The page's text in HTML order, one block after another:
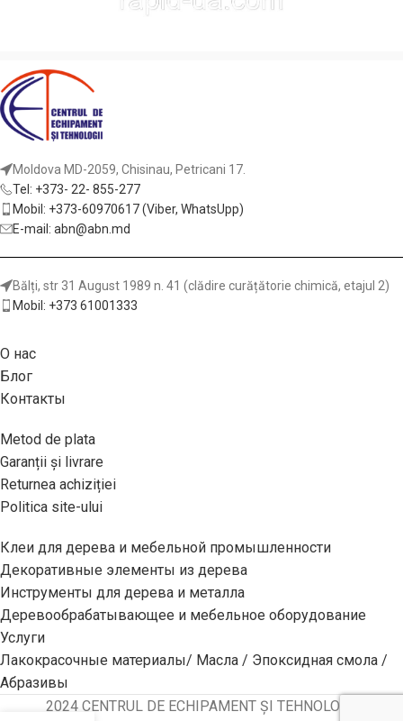
Moldova MD-2059, Chisinau, Petricani 17.
Tel: +373- 22- 855-277
Mobil: +373-60970617 (Viber, WhatsUpp)
E-mail: abn@abn.md
Bălți, str 31 August 1989 n. 41 (clădire curățătorie chimică, etajul 2)
Mobil: +373 61001333
О нас
Блог
Контакты
Metod de plata
Garanții și livrare
Returnea achiziției
Politica site-ului
Клеи для дерева и мебельной промышленности
Декоративные элементы из дерева
Инструменты для дерева и металла
Деревообрабатывающее и мебельное оборудование
Услуги
Лакокрасочные материалы/ Масла / Эпоксидная смола /
Абразивы
2024 CENTRUL DE ECHIPAMENT ȘI TEHNOLOGII